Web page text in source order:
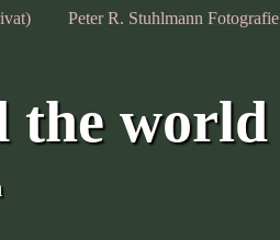
Peter R. Stuhlmann Fotografie
the world